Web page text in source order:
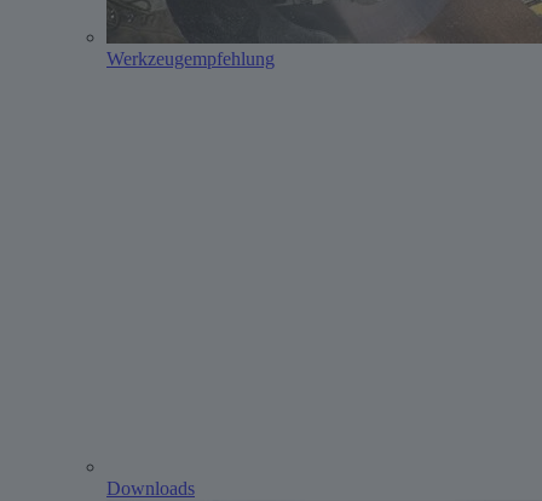
Werkzeugempfehlung
Downloads